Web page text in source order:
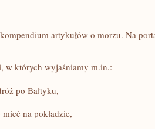
artykułów o morzu. Na
w których wyjaśniamy m.in.:
po Bałtyku,
na pokładzie,